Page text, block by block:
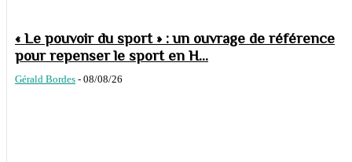
« Le pouvoir du sport » : un ouvrage de référence
pour repenser le sport en H...
Gérald Bordes - 08/08/26